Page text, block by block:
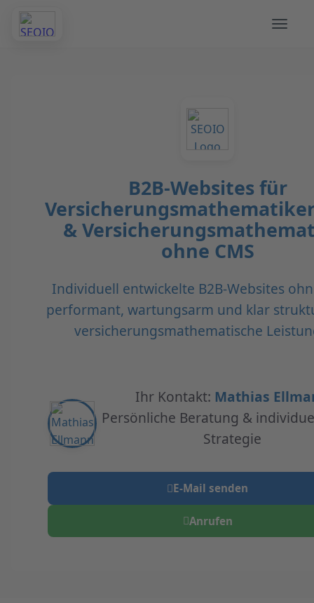
B2B-Websites für
&
ohne CMS
Individuell entwickelte B2B-Websites
performant, wartungsarm und klar
versicherungsmathematische
Ihr Kontakt: Mathias
Persönliche Beratung &
Strategie
E-Mail senden
Anrufen